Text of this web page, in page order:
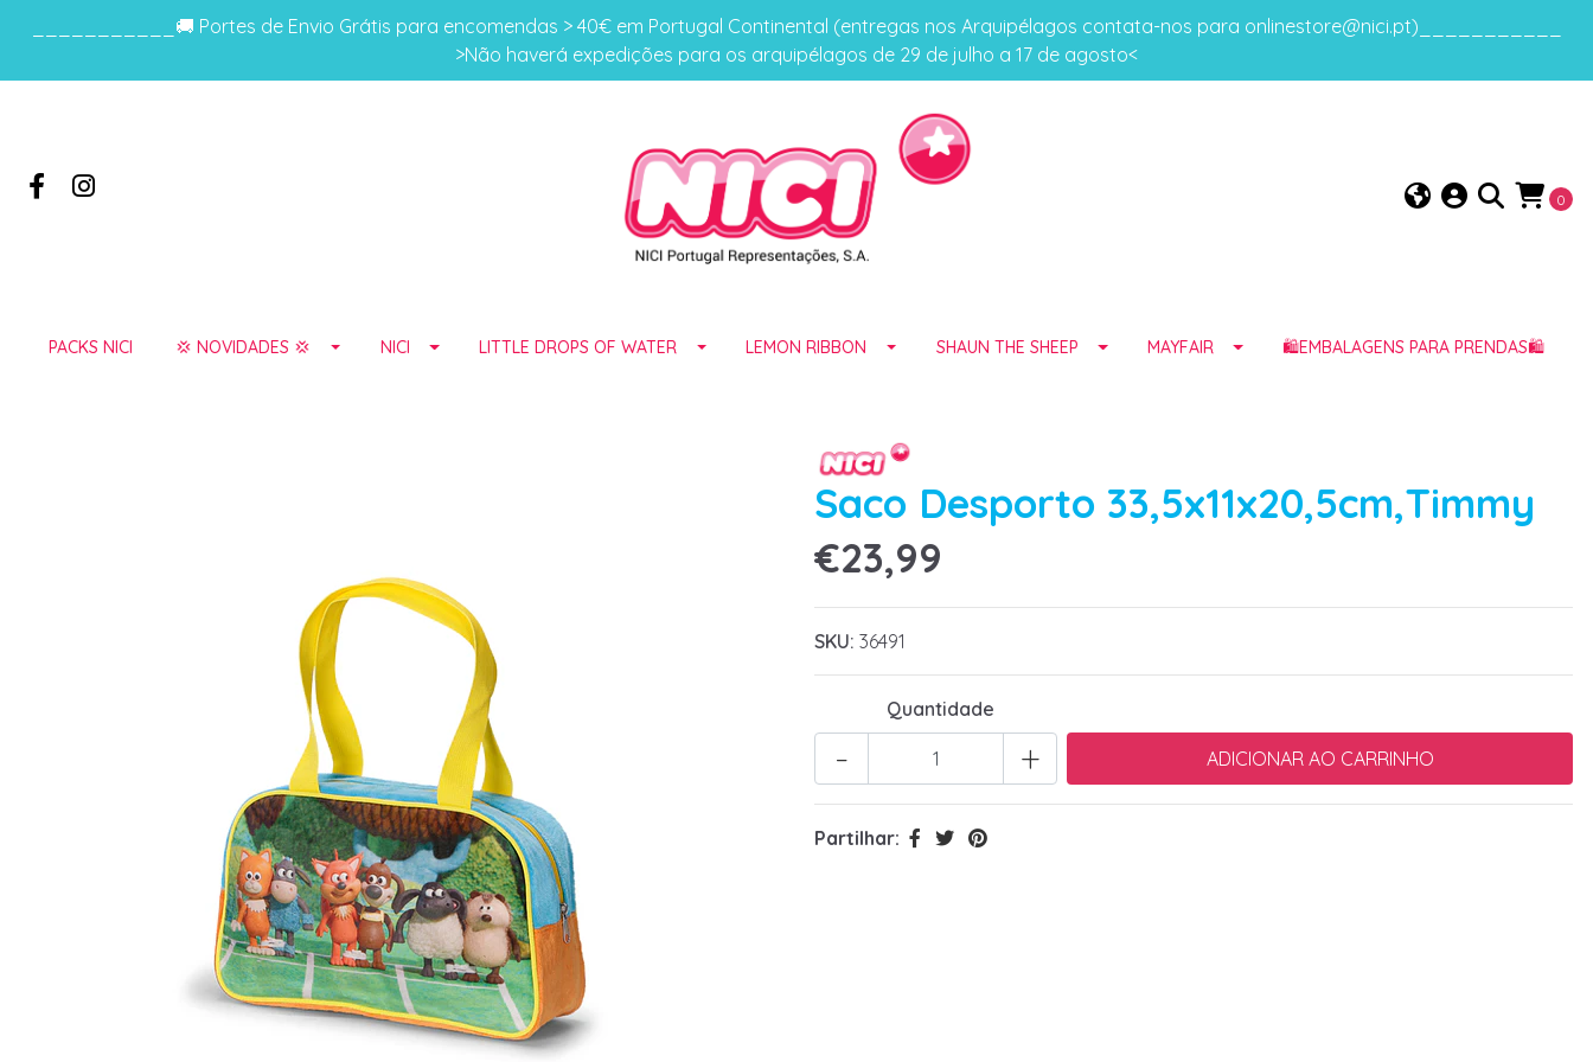
___________🚚 Portes de Envio Grátis para encomendas > 40€ em Portugal Continental (entregas nos Arquipélagos contata-nos para onlinestore@nici.pt)___________
>Não haverá expedições para os arquipélagos de 29 de julho a 17 de agosto<
0
PACKS NICI 💢 NOVIDADES 💢 NICI LITTLE DROPS OF WATER LEMON RIBBON SHAUN THE SHEEP MAYFAIR 🛍️EMBALAGENS PARA PRENDAS🛍️
Saco Desporto 33,5x11x20,5cm,Timmy
€23,99
SKU: 36491
Quantidade
+
-
Partilhar: